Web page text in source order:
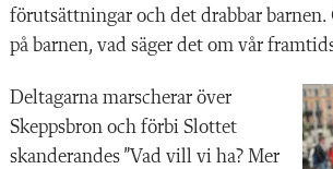
förutsättningar och det drabbar barnen.
på barnen, vad säger det om vår
Deltagarna marscherar över
Skeppsbron och förbi Slottet
skanderandes ”Vad vill vi ha? Mer